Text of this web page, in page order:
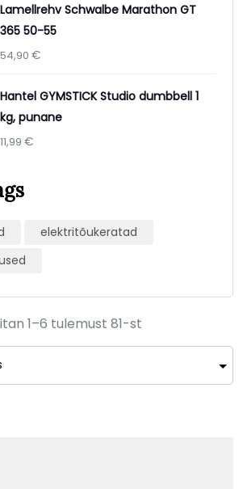
Lamellrehv Schwalbe Marathon GT
365 50-55
54,90 €
Hantel GYMSTICK Studio dumbbell 1
kg, punane
11,99 €
elektritõukeratad
1–6 tulemust 81-st